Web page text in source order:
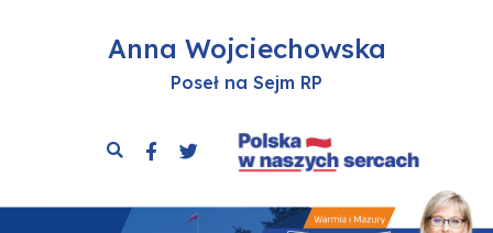
Anna Wojciechowska
Poseł na Sejm RP